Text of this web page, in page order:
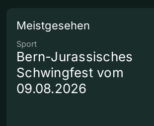
Meistgesehen
Sport
Bern-Jurassisches
Schwingfest vom
09.08.2026